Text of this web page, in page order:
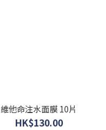
維他命注水面膜 10片
HK$130.00